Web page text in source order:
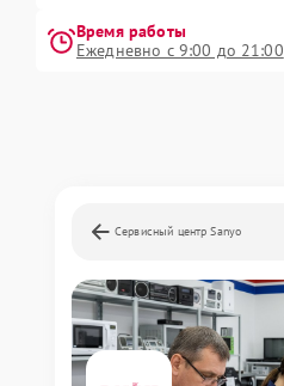
Время работы
Ежедневно с 9:00 до 21:00
Сервисный центр Sanyo